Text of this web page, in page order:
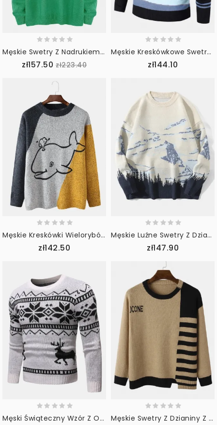
Męskie Swetry Z Nadrukiem Z Kreskówkowym Nadrukiem Z Okrągłym Dekoltem I Luźnym Pulowerem
zł157.50 zł223.40
Męskie Kreskówkowe Swetry Z Wyszywaną Literą Z Okrągłym Dekoltem I Prążkowanymi Swetrami Z Dzianiny
zł144.10
Męskie Kreskówki Wielorybów Graphics Colorblcok Z Długim Rękawem Śliczne Dzianinowe Swetry
zł142.50
Męskie Luźne Swetry Z Dzianiny Z Krajobrazem Górskim Na Ramię
zł147.90
Męski Świąteczny Wzór Z Okrągłym Dekoltem Slim Fit Casual Dzianinowy Sweter Męskie Swetry Z Dzianiny Z Okrągłym Dekoltem I Paskiem Z Długim Rękawem